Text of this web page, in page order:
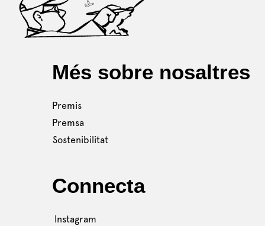
Més sobre nosaltres
Premis
Premsa
Sostenibilitat
Connecta
Instagram